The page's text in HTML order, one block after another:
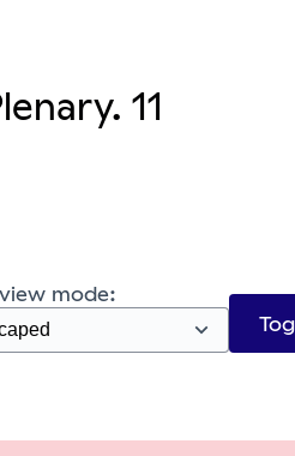
11
mode: